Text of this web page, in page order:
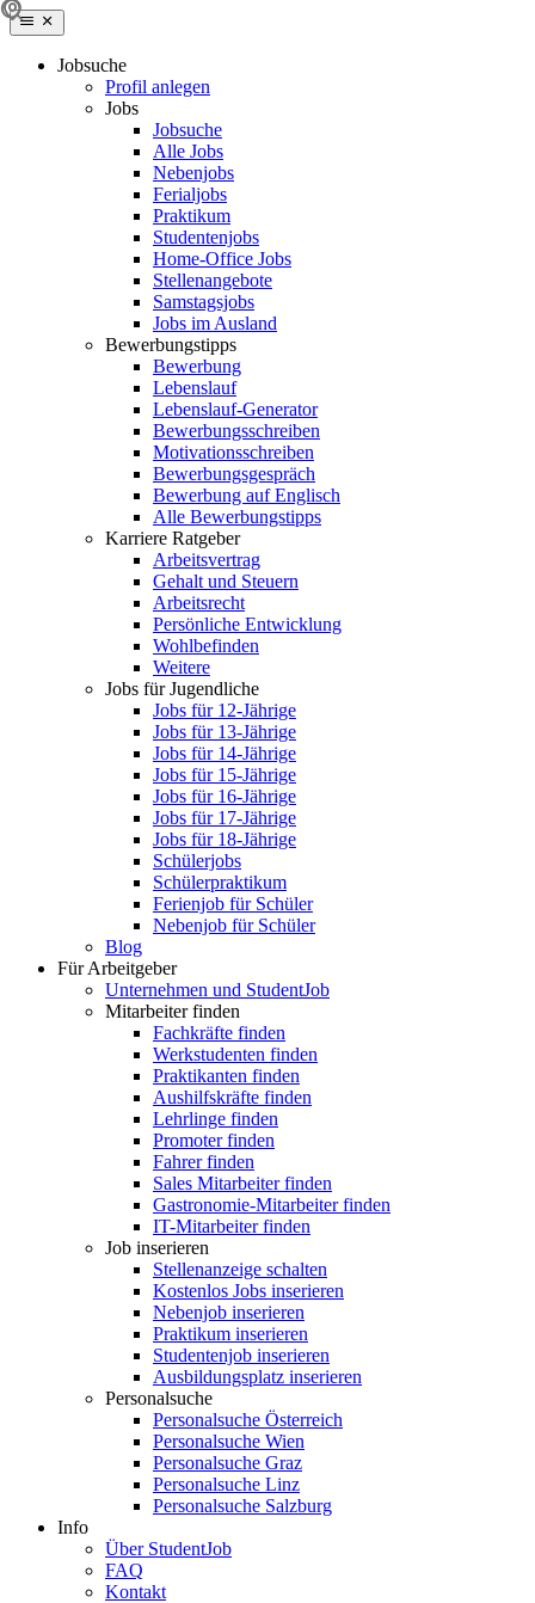
Jobsuche
Profil anlegen
Jobs
Jobsuche
Alle Jobs
Nebenjobs
Ferialjobs
Praktikum
Studentenjobs
Home-Office Jobs
Stellenangebote
Samstagsjobs
Jobs im Ausland
Bewerbungstipps
Bewerbung
Lebenslauf
Lebenslauf-Generator
Bewerbungsschreiben
Motivationsschreiben
Bewerbungsgespräch
Bewerbung auf Englisch
Alle Bewerbungstipps
Karriere Ratgeber
Arbeitsvertrag
Gehalt und Steuern
Arbeitsrecht
Persönliche Entwicklung
Wohlbefinden
Weitere
Jobs für Jugendliche
Jobs für 12-Jährige
Jobs für 13-Jährige
Jobs für 14-Jährige
Jobs für 15-Jährige
Jobs für 16-Jährige
Jobs für 17-Jährige
Jobs für 18-Jährige
Schülerjobs
Schülerpraktikum
Ferienjob für Schüler
Nebenjob für Schüler
Blog
Für Arbeitgeber
Unternehmen und StudentJob
Mitarbeiter finden
Fachkräfte finden
Werkstudenten finden
Praktikanten finden
Aushilfskräfte finden
Lehrlinge finden
Promoter finden
Fahrer finden
Sales Mitarbeiter finden
Gastronomie-Mitarbeiter finden
IT-Mitarbeiter finden
Job inserieren
Stellenanzeige schalten
Kostenlos Jobs inserieren
Nebenjob inserieren
Praktikum inserieren
Studentenjob inserieren
Ausbildungsplatz inserieren
Personalsuche
Personalsuche Österreich
Personalsuche Wien
Personalsuche Graz
Personalsuche Linz
Personalsuche Salzburg
Info
Über StudentJob
FAQ
Kontakt